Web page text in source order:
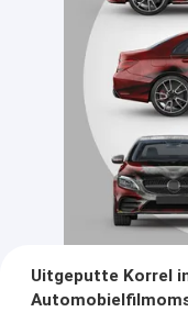
Uitgeputte Korrel